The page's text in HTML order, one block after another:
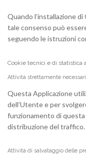
Quando l’installazione
tale consenso può
seguendo le istruzioni
Cookie tecnici e di statistica
Attività strettamente
Questa Applicazione
dell’Utente e per
funzionamento di questa
distribuzione del traffico.
Attività di salvataggio delle